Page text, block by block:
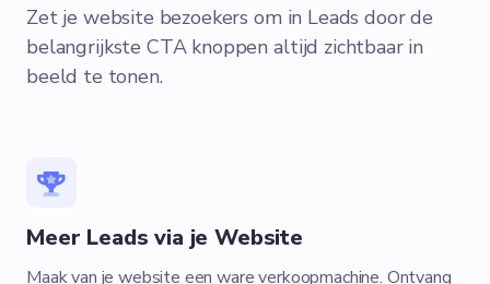
Zet je website bezoekers om in Leads door de
belangrijkste CTA knoppen altijd zichtbaar in
beeld te tonen.
Meer Leads via je Website
Maak van je website een ware verkoopmachine. Ontvang